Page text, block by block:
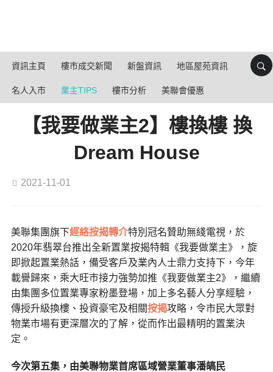
資訊主頁 樓市成交新聞 新盤資訊 地區屋苑資訊
名人入市 業主TIPS 樓市分析 美聯會優惠
【我要做業主2】樓換樓 換
Dream House
2021-11-01
美聯集團旗下經絡按揭轉介特別冠名贊助無綫電視，於
2020年翡翠台推出全新置業按揭特輯《我要做業主》，旋
即掀起置業熱話，備受客戶及業內人士鼎力支持下，今年
載譽歸來，乘大旺巿接力強勢加推《我要做業主2》，繼續
由集團多位置業專家粉墨登場，加上多名藝人分享經驗，
傳授升級換樓、投資豪宅及相關按揭攻略，令市民大眾對
物業市場有更深層次的了解，從而作出最精明的置業決
定。
今次第五集，由美聯物業首席區域營業董事潘皜民